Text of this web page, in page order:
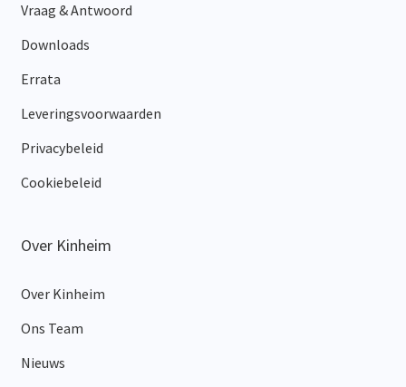
Vraag & Antwoord
Downloads
Errata
Leveringsvoorwaarden
Privacybeleid
Cookiebeleid
Over Kinheim
Over Kinheim
Ons Team
Nieuws